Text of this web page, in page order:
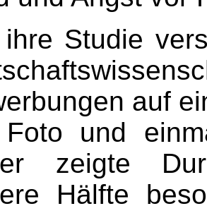
Studie
auf
und
zeigte
Hälfte